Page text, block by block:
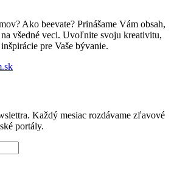
Ako beevate? Prinášame Vám obsah,
všedné veci. Uvoľnite svoju kreativitu,
pre Vaše bývanie.
Každý mesiac rozdávame zľavové
portály.